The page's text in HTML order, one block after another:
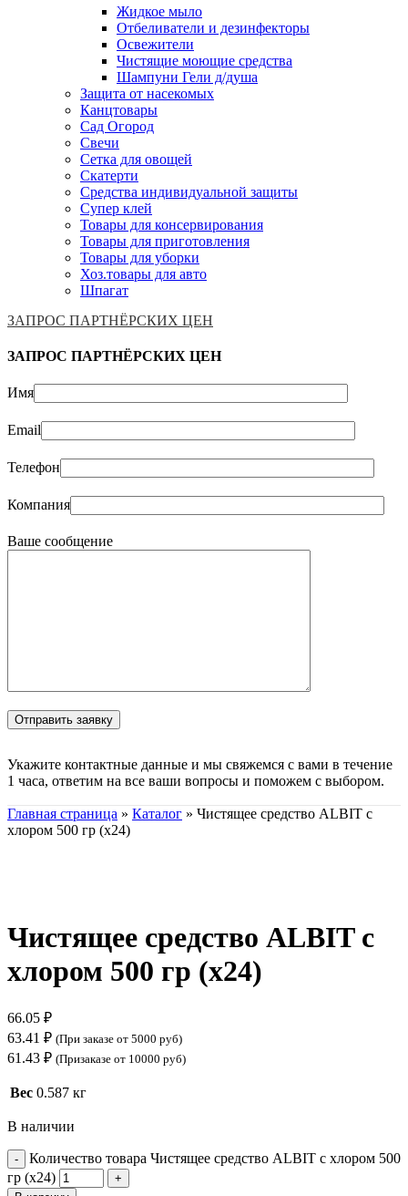
Жидкое мыло
Отбеливатели и дезинфекторы
Освежители
Чистящие моющие средства
Шампуни Гели д/душа
Защита от насекомых
Канцтовары
Сад Огород
Свечи
Сетка для овощей
Скатерти
Средства индивидуальной защиты
Супер клей
Товары для консервирования
Товары для приготовления
Товары для уборки
Хоз.товары для авто
Шпагат
ЗАПРОС ПАРТНЁРСКИХ ЦЕН
ЗАПРОС ПАРТНЁРСКИХ ЦЕН
Имя
Email
Телефон
Компания
Ваше сообщение
Укажите контактные данные и мы свяжемся с вами в течение
1 часа, ответим на все ваши вопросы и поможем с выбором.
Главная страница » Каталог » Чистящее средство ALBIT с
хлором 500 гр (х24)
Чистящее средство ALBIT с
хлором 500 гр (х24)
66.05 ₽
63.41 ₽ (При заказе от 5000 руб)
61.43 ₽ (Призаказе от 10000 руб)
Вес 0.587 кг
В наличии
Количество товара Чистящее средство ALBIT с хлором 500
гр (х24)